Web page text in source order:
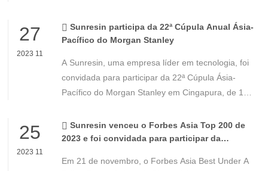
sucesso como ação constituinte. Em 12 de janeiro
de 2024, a proporção era de 2,78%.
27
2023 11
Sunresin participa da 22ª Cúpula Anual Ásia-
Pacífico do Morgan Stanley
A Sunresin, uma empresa líder em tecnologia, foi
convidada para participar da 22ª Cúpula Ásia-
Pacífico do Morgan Stanley em Cingapura, de 15
conferência fundamental para investidores
institucionais na região Ásia-Pacífico.
25
2023 11
Sunresin venceu o Forbes Asia Top 200 de
2023 e foi convidada para participar da
Em 21 de novembro, o Forbes Asia Best Under A